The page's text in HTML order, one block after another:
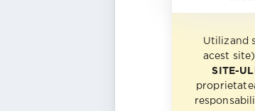
Utilizand
acest site)
SITE-